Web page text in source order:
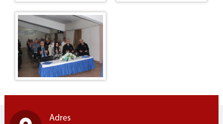
Sağlık Servisi
Manevi Rehberlik Servisi
İşyurtları Servisi
Fotoğrafçılık
Fotokopi
KantinAdres